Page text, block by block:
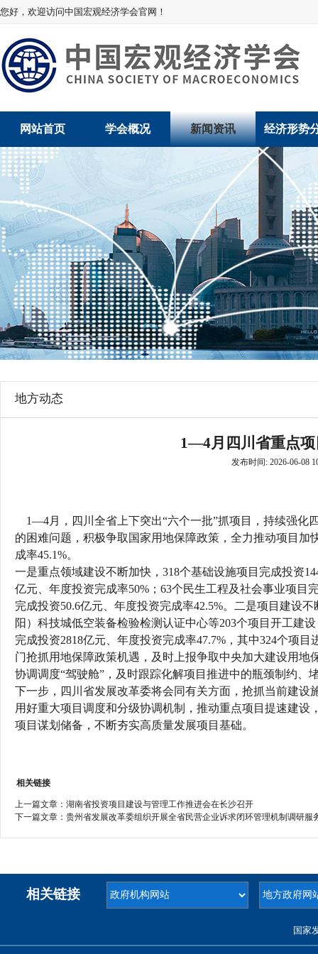
您好，欢迎访问中国宏观经济学会官网！
网站首页 学会概况
学术委员会
学会领导
组织机构
法律顾问
学会章程
新闻资讯
党建动态
学会动态
会员动态
地方动态
经济形势
经济数据
数说经济
经济运行与
产业发展
创新高技术
行
贸易与流
地方动态
1—4月四川省重点项
发布时间: 2026-06-08
1—4月，四川全省上下突出“六个一批”抓项目，持续强化
的困难问题，积极争取国家用地保障政策，全力推动项目加
成率45.1%。
一是重点领域建设不断加快，318个基础设施项目完成投资
亿元、年度投资完成率50%；63个民生工程及社会事业项目
完成投资50.6亿元、年度投资完成率42.5%。二是项目建设
阳）科技城低空装备检验检测认证中心等203个项目开工建
完成投资2818亿元、年度投资完成率47.7%，其中324个项
门抢抓用地保障政策机遇，及时上报争取中央加大建设用
协调调度“驾驶舱”，及时跟踪化解项目推进中的瓶颈制约、
下一步，四川省发展改革委将会同有关方面，抢抓当前建
用好重大项目调度和分级协调机制，推动重点项目提速建设
项目谋划储备，不断夯实高质量发展项目基础。
相关链接
上一篇文章： 湖南省投资项目建设与管理工作推进会在长沙召开
下一篇文章： 贵州省发展改革委组织开展全省民营企业诉求闭环管理机制调研服
相关链接
国家